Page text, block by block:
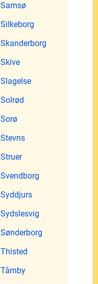
Samsø
Silkeborg
Skanderborg
Skive
Slagelse
Solrød
Sorø
Stevns
Struer
Svendborg
Syddjurs
Sydslesvig
Sønderborg
Thisted
Tårnby